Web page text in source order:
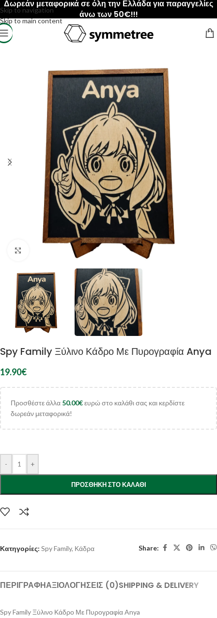
Skip to navigation
Skip to main content
Δωρεάν μεταφορικά σε όλη την Ελλάδα για παραγγελίες
άνω των 50€!!!
Αρχική σελίδα ΠΡΟΙΟΝΤΑ/Κάδρα
Κλικ για μεγέθυνση
Spy Family Ξύλινο Κάδρο Με Πυρογραφία Anya
19.90€
Προσθέστε άλλα 50.00€ευρώ στο καλάθι σας και κερδίστε
δωρεάν μεταφορικά!
- +
ΠΡΟΣΘΉΚΗ ΣΤΟ ΚΑΛΆΘΙ
Κατηγορίες: Spy Family, Κάδρα Share:
ΠΕΡΙΓΡΑΦΉΑΞΙΟΛΟΓΉΣΕΙΣ (0)SHIPPING & DELIVERY
Spy Family Ξύλινο Κάδρο Με Πυρογραφία Anya